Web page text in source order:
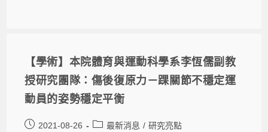
【學術】本院體育與運動科學系李恆儒副教
授研究團隊：傷後復原力－踝關節不穩定運
動員的姿勢穩定平衡
2021-08-26 最新消息 / 研究亮點